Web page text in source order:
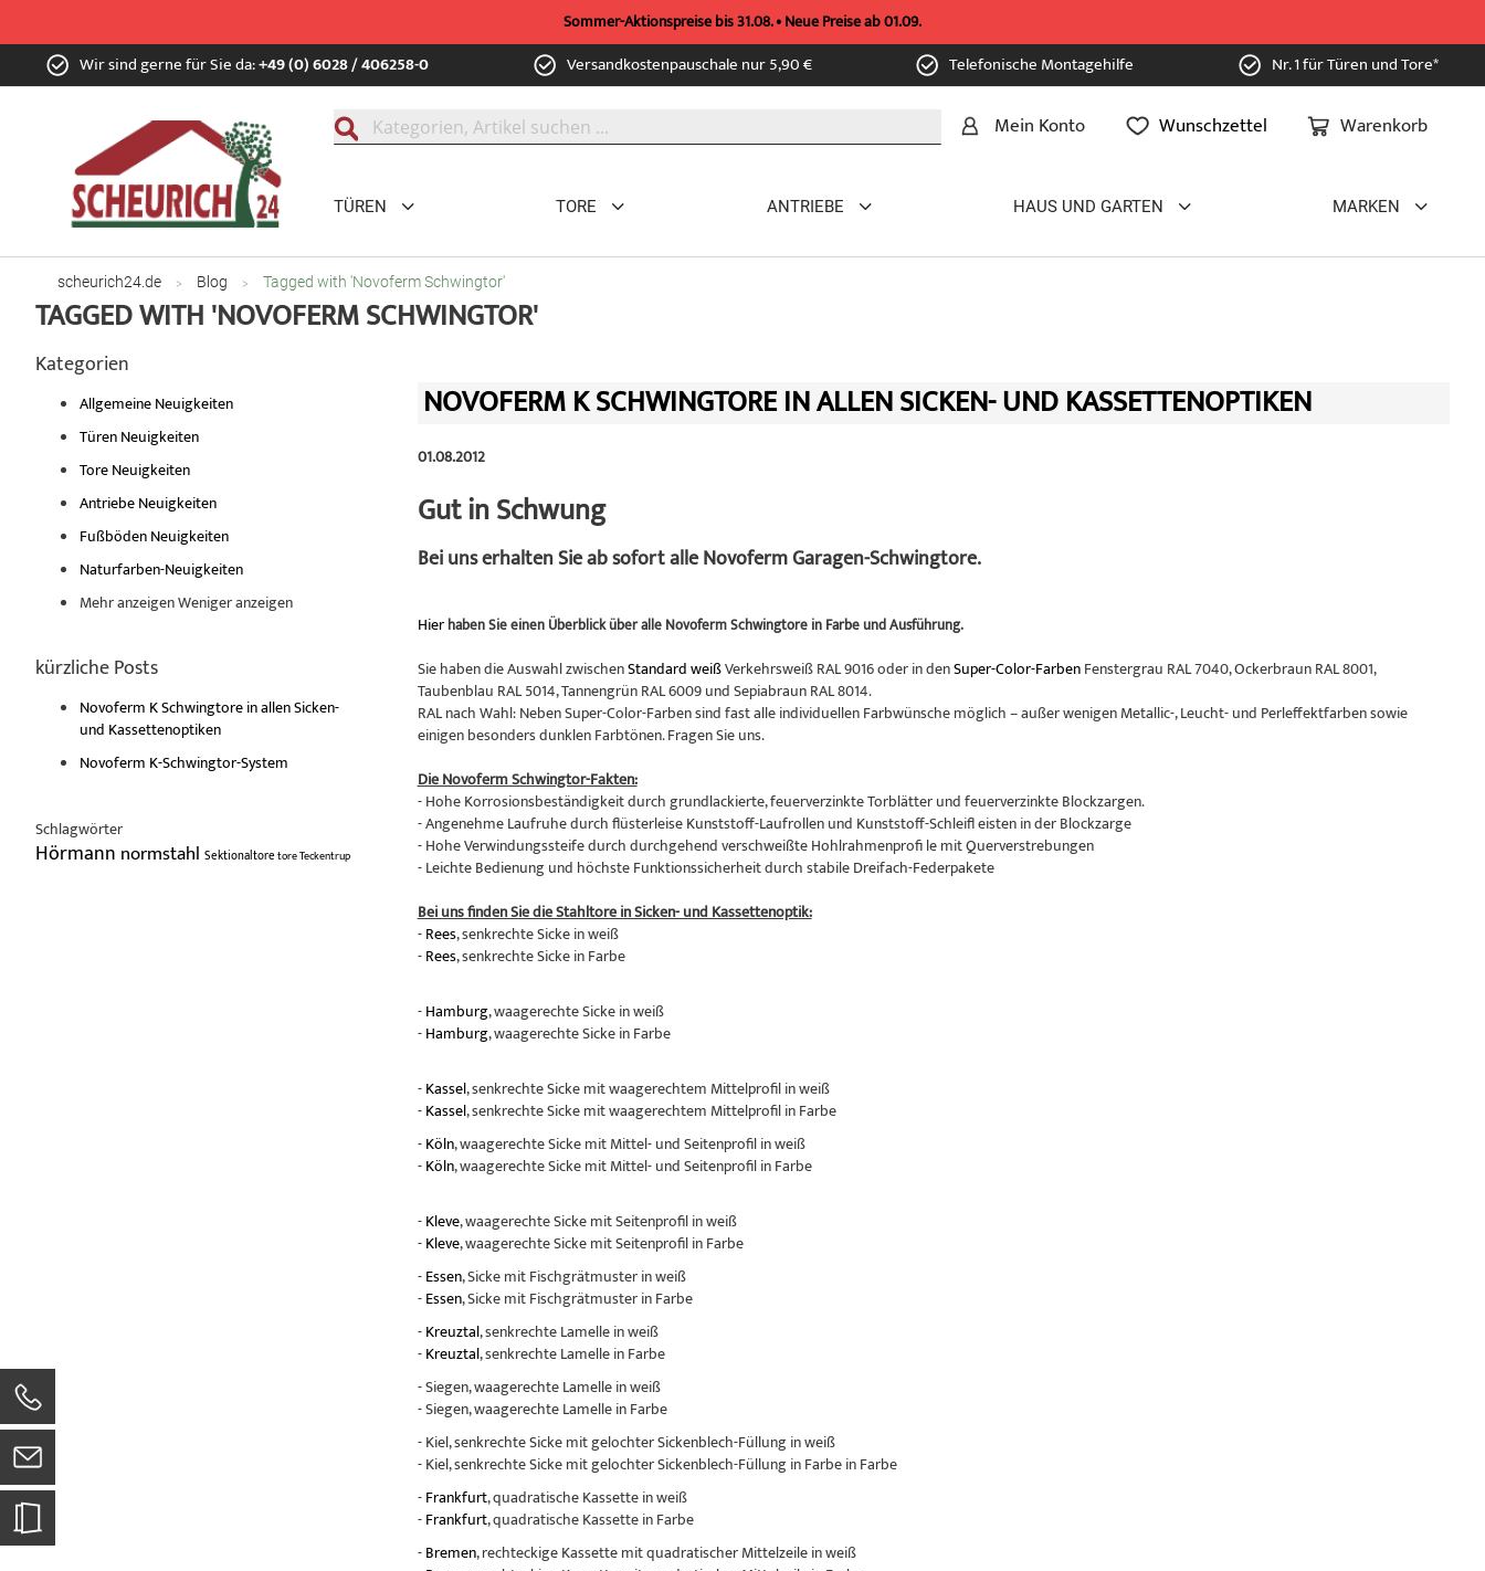
Sommer-Aktionspreise bis 31.08. • Neue Preise ab 01.09.
Zum
Inhalt Wir sind gerne für Sie da:+49 (0) 6028 / 406258-0 Versandkostenpauschale nur 5,90 € Telefonische Montagehilfe Nr. 1 für Türen und Tore*
Warenkorb
Mein Konto Wunschzettel
TÜREN TORE ANTRIEBE HAUS UND GARTEN MARKEN
scheurich24.de Blog Tagged with 'Novoferm Schwingtor'
TAGGED WITH 'NOVOFERM SCHWINGTOR'
NOVOFERM K SCHWINGTORE IN ALLEN SICKEN- UND KASSETTENOPTIKEN
01.08.2012
Gut in Schwung
Bei uns erhalten Sie ab sofort alle Novoferm Garagen-Schwingtore.
Hier haben Sie einen Überblick über alle Novoferm Schwingtore in Farbe und Ausführung.
Sie haben die Auswahl zwischenStandard weißVerkehrsweiß RAL 9016 oder in denSuper-Color-FarbenFenstergrau RAL 7040, Ockerbraun RAL 8001,
Taubenblau RAL 5014, Tannengrün RAL 6009 und Sepiabraun RAL 8014.
RAL nach Wahl: Neben Super-Color-Farben sind fast alle individuellen Farbwünsche möglich – außer wenigen Metallic-, Leucht- und Perleffektfarben sowie
einigen besonders dunklen Farbtönen. Fragen Sie uns.
Die Novoferm Schwingtor-Fakten:
- Hohe Korrosionsbeständigkeit durch grundlackierte, feuerverzinkte Torblätter und feuerverzinkte Blockzargen.
- Angenehme Laufruhe durch flüsterleise Kunststoff-Laufrollen und Kunststoff-Schleifl eisten in der Blockzarge
- Hohe Verwindungssteife durch durchgehend verschweißte Hohlrahmenprofi le mit Querverstrebungen
- Leichte Bedienung und höchste Funktionssicherheit durch stabile Dreifach-Federpakete
Bei uns finden Sie die Stahltore in Sicken- und Kassettenoptik:
-Rees, senkrechte Sicke in weiß
-Rees, senkrechte Sicke in Farbe
-Hamburg, waagerechte Sicke in weiß
-Hamburg, waagerechte Sicke in Farbe
-Kassel, senkrechte Sicke mit waagerechtem Mittelprofil in weiß
-Kassel, senkrechte Sicke mit waagerechtem Mittelprofil in Farbe
-Köln, waagerechte Sicke mit Mittel- und Seitenprofil in weiß
-Köln, waagerechte Sicke mit Mittel- und Seitenprofil in Farbe
-Kleve, waagerechte Sicke mit Seitenprofil in weiß
-Kleve, waagerechte Sicke mit Seitenprofil in Farbe
-Essen, Sicke mit Fischgrätmuster in weiß
-Essen, Sicke mit Fischgrätmuster in Farbe
-Kreuztal, senkrechte Lamelle in weiß
-Kreuztal, senkrechte Lamelle in Farbe
- Siegen, waagerechte Lamelle in weiß
- Siegen, waagerechte Lamelle in Farbe
- Kiel, senkrechte Sicke mit gelochter Sickenblech-Füllung in weiß
- Kiel, senkrechte Sicke mit gelochter Sickenblech-Füllung in Farbe in Farbe
-Frankfurt, quadratische Kassette in weiß
-Frankfurt, quadratische Kassette in Farbe
-Bremen, rechteckige Kassette mit quadratischer Mittelzeile in weiß
Kategorien
Allgemeine Neuigkeiten
Türen Neuigkeiten
Tore Neuigkeiten
Antriebe Neuigkeiten
Fußböden Neuigkeiten
Naturfarben-Neuigkeiten
Mehr anzeigenWeniger anzeigen
kürzliche Posts
Novoferm K Schwingtore in allen Sicken-
und Kassettenoptiken
Novoferm K-Schwingtor-System
Schlagwörter
Hörmann normstahl SektionaltoretoreTeckentrup